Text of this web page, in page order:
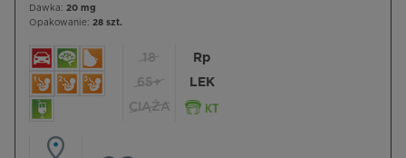
Dawka: 20 mg
Opakowanie: 28 szt.
18
65+
CIĄŻA
Rp
LEK